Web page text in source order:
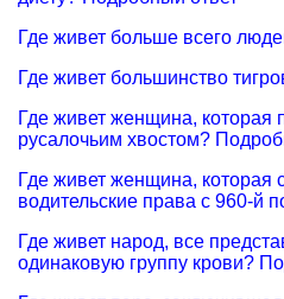
Где живет больше всего
Где живет большинство
Где живет женщина, которая
русалочьим хвостом?
Где живет женщина, которая
водительские права с 960-й
Где живет народ, все
одинаковую группу крови?